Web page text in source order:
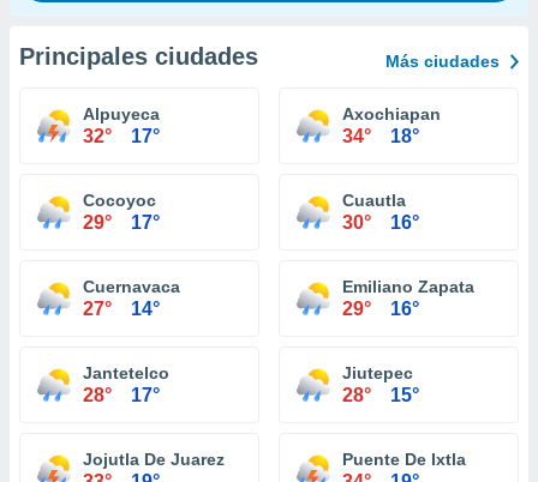
Principales ciudades Más ciudades
Alpuyeca
32° 17°
Axochiapan
34° 18°
Cocoyoc
29° 17°
Cuautla
30° 16°
Cuernavaca
27° 14°
Emiliano Zapata
29° 16°
Jantetelco
28° 17°
Jiutepec
28° 15°
Jojutla De Juarez Puente De Ixtla